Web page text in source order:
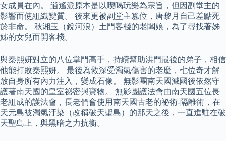
女成員在內。 逍遙派原本是以喫喝玩樂為宗旨，但因副堂主的
影響而使組織變質。 後來更被副堂主篡位，唐黎月自己差點死
於非命。 秋湘玉（銳河浪）土門客棧的老闆娘，為了尋找著姊
姊的女兒而開客棧。
與秦熙妍對立的八位掌門高手，持續幫助洪門最後的弟子，相信
他能打敗秦熙妍。 最後為救深受濁氣傷害的老麼，七位奇才解
放自身所有內力注入，變成石像。 無影團南天國滅國後依然守
護著南天國的皇室祕密與寶物。 無影團護法會由南天國五位長
老組成的護法會，長老們會使用南天國古老的祕術-隔離術，在
天元島被濁氣汙染（改稱破天聖島）的那天之後，一直進駐在破
天聖島上，與黑暗之力抗衡。